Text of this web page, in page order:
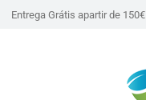
Entrega Grátis apartir de 150€